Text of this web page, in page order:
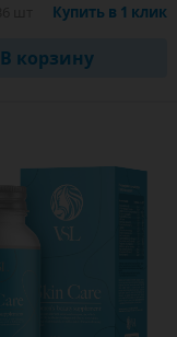
Купить в 1 клик
В корзину